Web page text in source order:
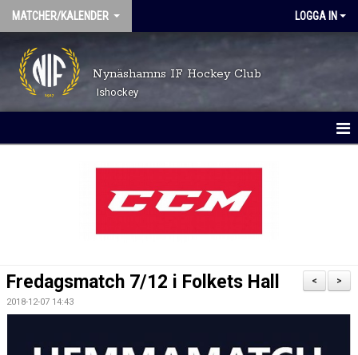
MATCHER/KALENDER LOGGA IN
Nynäshamns IF Hockey Club
Ishockey
>
<
Fredagsmatch 7/12 i Folkets Hall
2018-12-07 14:43